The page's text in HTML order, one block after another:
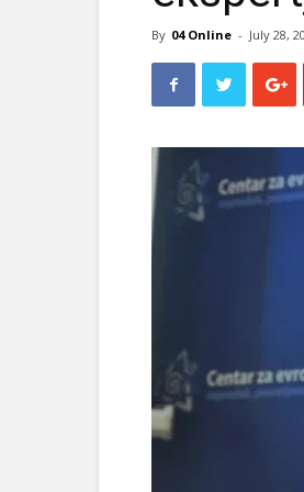
By 04 Online - July 28,